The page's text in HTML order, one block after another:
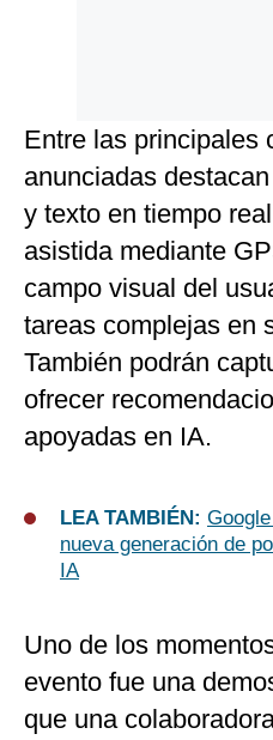
Entre las principales
anunciadas
y texto en tiempo
asistida mediante
campo visual del
tareas complejas en
También podrán
ofrecer
apoyadas en IA.
LEA TAMBIÉN:
nueva generación de
IA
Uno de los
evento fue una
que una